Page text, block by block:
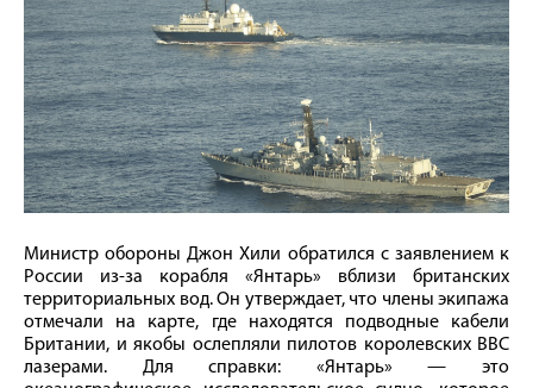
Министр обороны Джон Хили обратился с заявлением к
России из-за корабля «Янтарь» вблизи британских
территориальных вод. Он утверждает, что члены экипажа
отмечали на карте, где находятся подводные кабели
Британии, и якобы ослепляли пилотов королевских ВВС
лазерами. Для справки: «Янтарь» — это